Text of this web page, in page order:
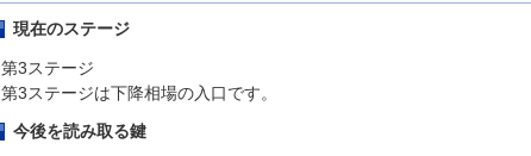
現在のステージ
第3ステージ
第3ステージは下降相場の入口です。
今後を読み取る鍵